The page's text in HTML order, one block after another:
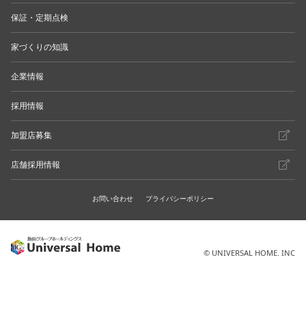
保証・定期点検
家づくりの知識
企業情報
採用情報
加盟店募集
店舗採用情報
お問い合わせ プライバシーポリシー
© UNIVERSAL HOME. INC